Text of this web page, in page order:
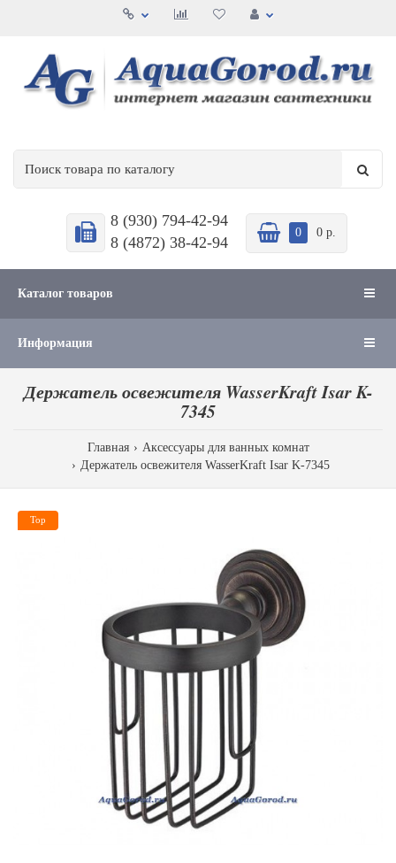
8 (930) 794-42-94
8 (4872) 38-42-94
0 0 р.
Каталог товаров
Информация
Держатель освежителя WasserKraft Isar K-
7345
Главная
Аксессуары для ванных комнат
Держатель освежителя WasserKraft Isar K-7345
Top